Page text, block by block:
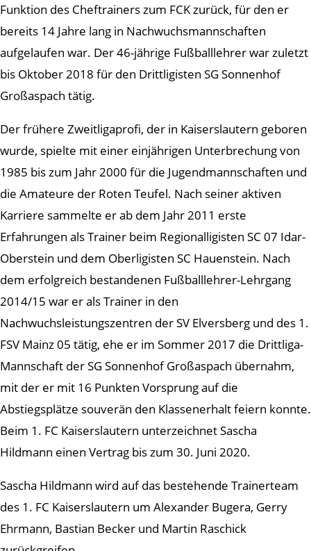
Funktion des Cheftrainers zum FCK zurück, für den er
bereits 14 Jahre lang in Nachwuchsmannschaften
aufgelaufen war. Der 46-jährige Fußballlehrer war zuletzt
bis Oktober 2018 für den Drittligisten SG Sonnenhof
Großaspach tätig.
Der frühere Zweitligaprofi, der in Kaiserslautern geboren
wurde, spielte mit einer einjährigen Unterbrechung von
1985 bis zum Jahr 2000 für die Jugendmannschaften und
die Amateure der Roten Teufel. Nach seiner aktiven
Karriere sammelte er ab dem Jahr 2011 erste
Erfahrungen als Trainer beim Regionalligisten SC 07 Idar-
Oberstein und dem Oberligisten SC Hauenstein. Nach
dem erfolgreich bestandenen Fußballlehrer-Lehrgang
2014/15 war er als Trainer in den
Nachwuchsleistungszentren der SV Elversberg und des 1.
FSV Mainz 05 tätig, ehe er im Sommer 2017 die Drittliga-
Mannschaft der SG Sonnenhof Großaspach übernahm,
mit der er mit 16 Punkten Vorsprung auf die
Abstiegsplätze souverän den Klassenerhalt feiern konnte.
Beim 1. FC Kaiserslautern unterzeichnet Sascha
Hildmann einen Vertrag bis zum 30. Juni 2020.
Sascha Hildmann wird auf das bestehende Trainerteam
des 1. FC Kaiserslautern um Alexander Bugera, Gerry
Ehrmann, Bastian Becker und Martin Raschick